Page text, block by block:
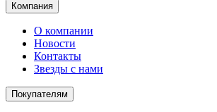
Компания
О компании
Новости
Контакты
Звезды с нами
Покупателям